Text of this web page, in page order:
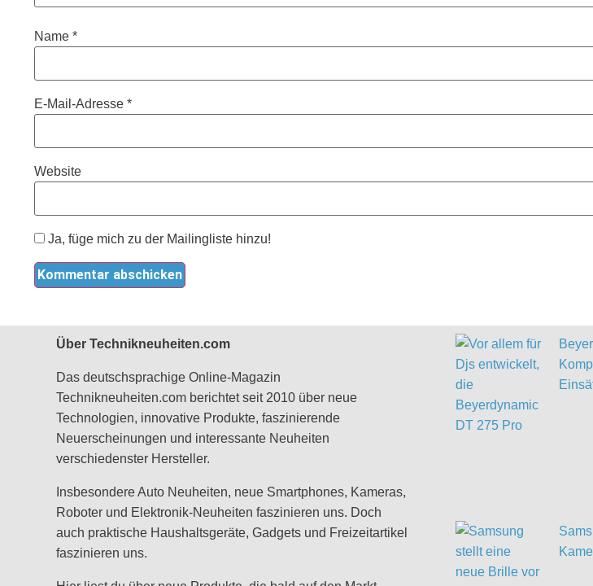
Name *
E-Mail-Adresse *
Website
Ja, füge mich zu der Mailingliste hinzu!
Über Technikneuheiten.com
Das deutschsprachige Online-Magazin
Technikneuheiten.com berichtet seit 2010 über neue
Technologien, innovative Produkte, faszinierende
Neuerscheinungen und interessante Neuheiten
verschiedenster Hersteller.
Insbesondere Auto Neuheiten, neue Smartphones, Kameras,
Roboter und Elektronik-Neuheiten faszinieren uns. Doch
auch praktische Haushaltsgeräte, Gadgets und Freizeitartikel
faszinieren uns.